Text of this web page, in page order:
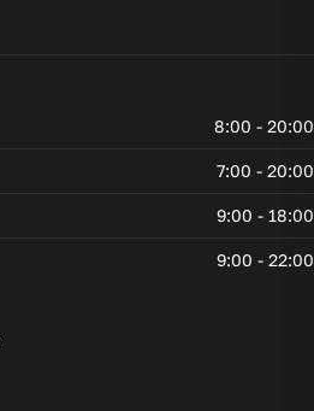
8:00 - 20:00
7:00 - 20:00
9:00 - 18:00
9:00 - 22:00